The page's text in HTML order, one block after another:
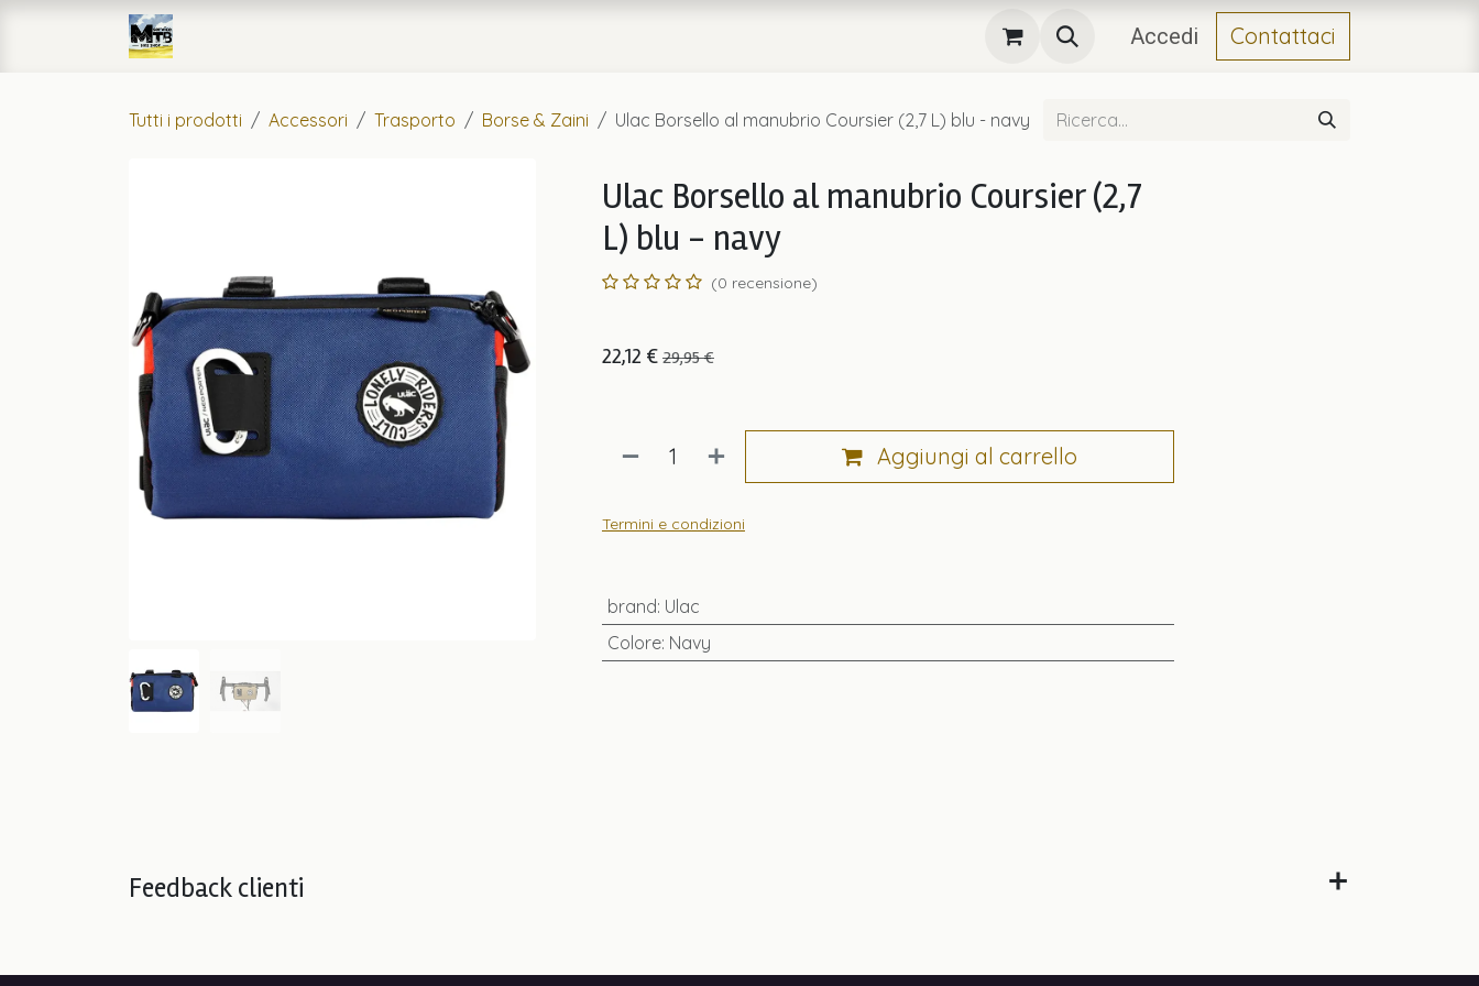
Passa al contenuto
Accedi Contattaci
Tutti i prodotti Accessori Trasporto Borse & Zaini Ulac Borsello al manubrio Coursier (2,7 L) blu - navy
Ulac Borsello al manubrio Coursier (2,7
L) blu - navy
(0 recensione)
22,12 € 29,95€
Aggiungi al carrello
Termini e condizioni
brand: Ulac
Colore: Navy
Feedback clienti